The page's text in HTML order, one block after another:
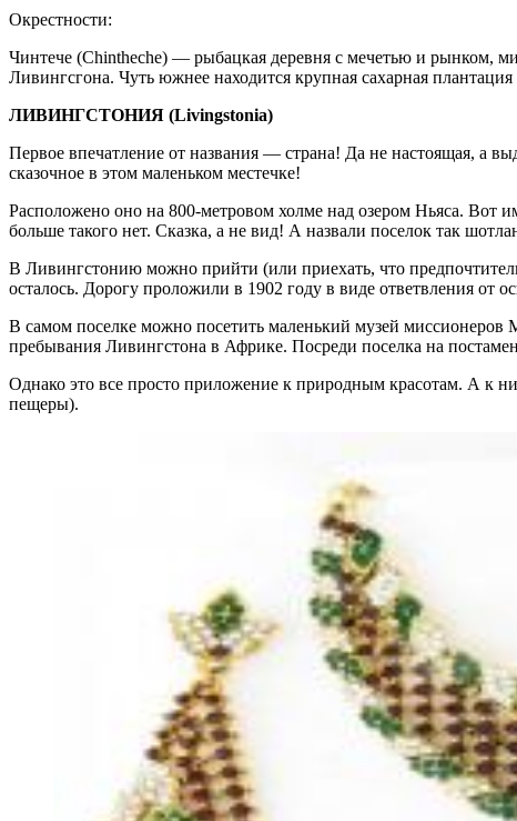
Окрестности:
Чинтече (Chintheche) — рыбацкая деревня с мечетью и рынком,
Ливингсгона. Чуть южнее находится крупная сахарная плантация
ЛИВИНГСТОНИЯ (Livingstonia)
Первое впечатление от названия — страна! Да не настоящая, а
сказочное в этом маленьком местечке!
Расположено оно на 800-метровом холме над озером Ньяса. Вот
больше такого нет. Сказка, а не вид! А назвали поселок так
В Ливингстонию можно прийти (или приехать, что
осталось. Дорогу проложили в 1902 году в виде ответвления
В самом поселке можно посетить маленький музей миссионеров
пребывания Ливингстона в Африке. Посреди поселка на
Однако это все просто приложение к природным красотам. А к
пещеры).